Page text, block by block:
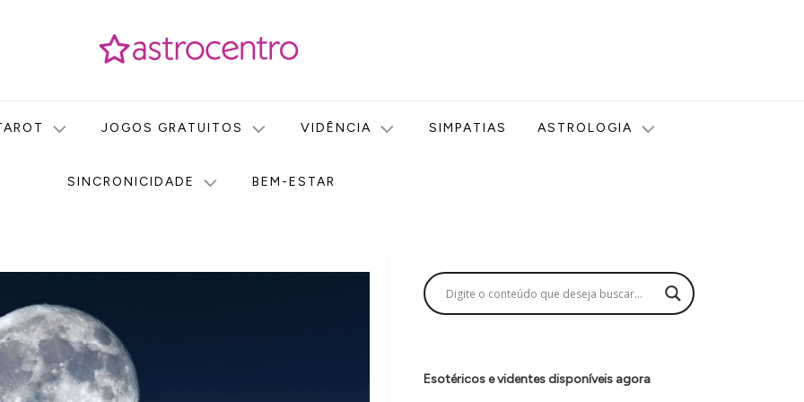
JOGOS GRATUITOS VIDÊNCIA SIMPATIAS ASTROLOGIA
SINCRONICIDADE BEM-ESTAR
Esotéricos e videntes disponíveis agora